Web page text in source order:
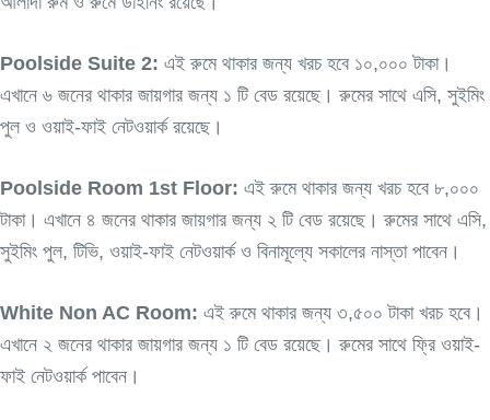
Poolside Suite 2: এই রুমে থাকার জন্য খরচ হবে ১০,০০০ টাকা।
এখানে ৬ জনের থাকার জায়গার জন্য ১ টি বেড রয়েছে। রুমের সাথে এসি, সুইমিং
পুল ও ওয়াই-ফাই নেটওয়ার্ক রয়েছে।
Poolside Room 1st Floor: এই রুমে থাকার জন্য খরচ হবে ৮,০০০
টাকা। এখানে ৪ জনের থাকার জায়গার জন্য ২ টি বেড রয়েছে। রুমের সাথে এসি,
সুইমিং পুল, টিভি, ওয়াই-ফাই নেটওয়ার্ক ও বিনামূল্যে সকালের নাস্তা পাবেন।
White Non AC Room: এই রুমে থাকার জন্য ৩,৫০০ টাকা খরচ হবে।
এখানে ২ জনের থাকার জায়গার জন্য ১ টি বেড রয়েছে। রুমের সাথে ফ্রি ওয়াই-
ফাই নেটওয়ার্ক পাবেন।